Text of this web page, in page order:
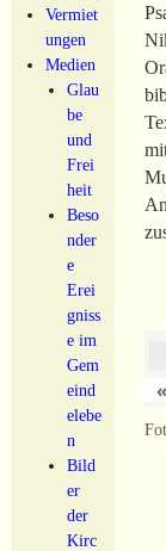
Vermiet
ungen
Medien
Glau
be
und
Frei
heit
Beso
nder
e
Erei
gniss
e im
Gem
eind
elebe
n
Bild
er
der
Kirc
«